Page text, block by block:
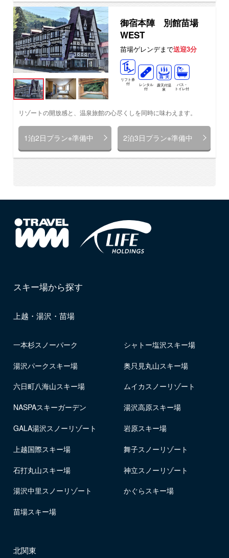
御宿本陣 別館苗場
WEST
苗場ゲレンデまで送迎3分
リフト券
付
レンタル
付
露天付温
泉
バス・
トイレ付
リゾートの開放感と、温泉旅館の心尽くしを同時に味わえます。
1泊2日プラン※準備中 2泊3日プラン※準備中
スキー場から探す
上越・湯沢・苗場
一本杉スノーパーク シャトー塩沢スキー場
湯沢パークスキー場 奥只見丸山スキー場
六日町八海山スキー場 ムイカスノーリゾート
NASPAスキーガーデン 湯沢高原スキー場
GALA湯沢スノーリゾート 岩原スキー場
上越国際スキー場 舞子スノーリゾート
石打丸山スキー場 神立スノーリゾート
湯沢中里スノーリゾート かぐらスキー場
苗場スキー場
北関東